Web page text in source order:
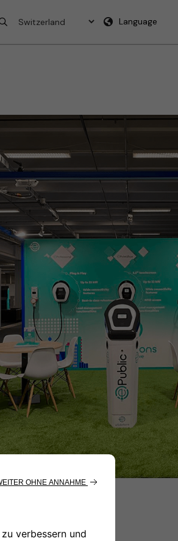
Language